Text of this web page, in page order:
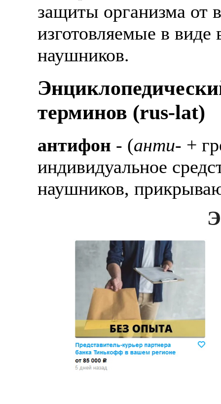
защиты организма от
изготовляемые в
наушников.
терминов (rus-lat)
антифон - (анти- +
индивидуальное
наушников,